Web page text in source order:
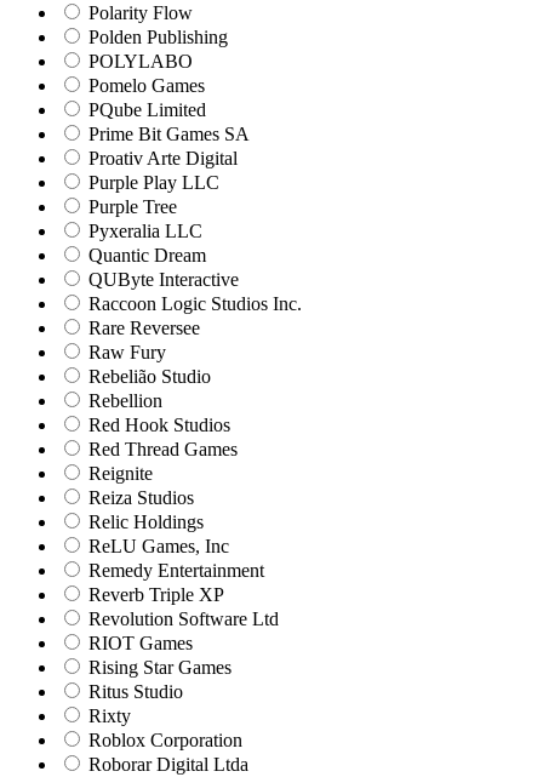
Polarity Flow
Polden Publishing
POLYLABO
Pomelo Games
PQube Limited
Prime Bit Games SA
Proativ Arte Digital
Purple Play LLC
Purple Tree
Pyxeralia LLC
Quantic Dream
QUByte Interactive
Raccoon Logic Studios Inc.
Rare Reversee
Raw Fury
Rebelião Studio
Rebellion
Red Hook Studios
Red Thread Games
Reignite
Reiza Studios
Relic Holdings
ReLU Games, Inc
Remedy Entertainment
Reverb Triple XP
Revolution Software Ltd
RIOT Games
Rising Star Games
Ritus Studio
Rixty
Roblox Corporation
Roborar Digital Ltda